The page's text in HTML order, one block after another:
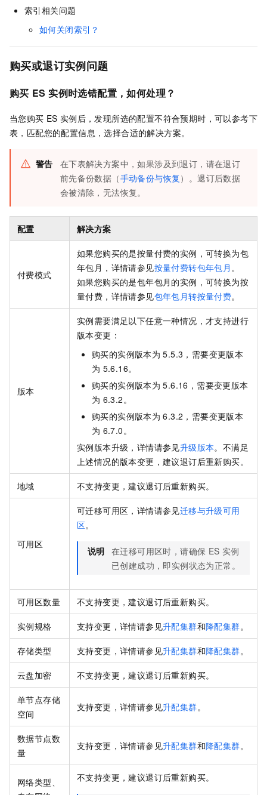
索引相关问题
如何关闭索引？
购买或退订实例问题
购买 ES 实例时选错配置，如何处理？
当您购买 ES 实例后，发现所选的配置不符合预期时，可以参考下
表，匹配您的配置信息，选择合适的解决方案。
警告
在下表解决方案中，如果涉及到退订，请在退订
前先备份数据（手动备份与恢复 ）。退订后数据
会被清除，无法恢复。
配置 解决方案
付费模式
如果您购买的是按量付费的实例，可转换为包
年包月，详情请参见按量付费转包年包月 。
如果您购买的是包年包月的实例，可转换为按
量付费，详情请参见包年包月转按量付费。
版本
实例需要满足以下任意一种情况，才支持进行
版本变更：
购买的实例版本为 5.5.3，需要变更版本
为 5.6.16。
购买的实例版本为 5.6.16，需要变更版本
为 6.3.2。
购买的实例版本为 6.3.2，需要变更版本
为 6.7.0。
实例版本升级，详情请参见升级版本。不满足
上述情况的版本变更，建议退订后重新购买。
地域 不支持变更，建议退订后重新购买。
可用区
可迁移可用区，详情请参见迁移与升级可用
区。
说明 在迁移可用区时，请确保 ES 实例
已创建成功，即实例状态为正常。
可用区数量 不支持变更，建议退订后重新购买。
实例规格 支持变更，详情请参见升配集群和降配集群。
存储类型 支持变更，详情请参见升配集群和降配集群。
云盘加密 不支持变更，建议退订后重新购买。
单节点存储
空间
支持变更，详情请参见升配集群。
数据节点数
量
支持变更，详情请参见升配集群和降配集群。
网络类型、
不支持变更，建议退订后重新购买。